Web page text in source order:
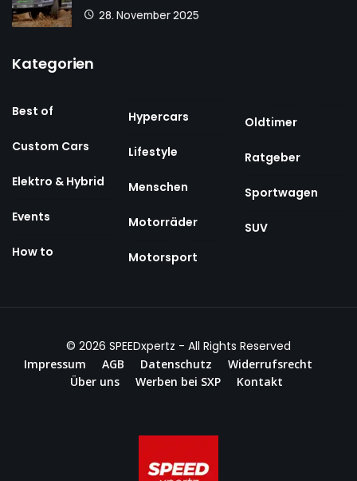
28. November 2025
Kategorien
Best of
Custom Cars
Elektro & Hybrid
Events
How to
Hypercars
Lifestyle
Menschen
Motorräder
Motorsport
Oldtimer
Ratgeber
Sportwagen
SUV
© 2026 SPEEDxpertz - All Rights Reserved
Impressum AGB Datenschutz
Widerrufsrecht
Über uns
Werben bei SXP Kontakt